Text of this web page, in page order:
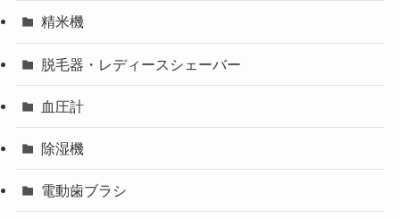
精米機
脱毛器・レディースシェーバー
血圧計
除湿機
電動歯ブラシ